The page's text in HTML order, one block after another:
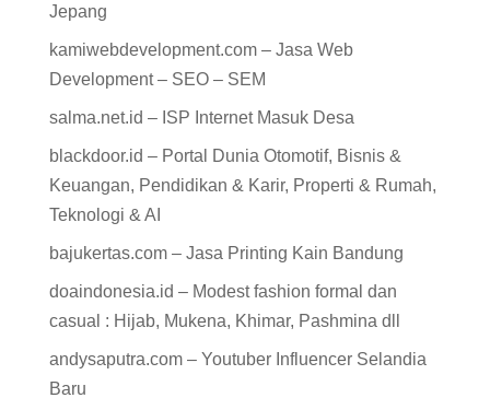
Jepang
kamiwebdevelopment.com – Jasa Web
Development – SEO – SEM
salma.net.id – ISP Internet Masuk Desa
blackdoor.id – Portal Dunia Otomotif, Bisnis &
Keuangan, Pendidikan & Karir, Properti & Rumah,
Teknologi & AI
bajukertas.com – Jasa Printing Kain Bandung
doaindonesia.id – Modest fashion formal dan
casual : Hijab, Mukena, Khimar, Pashmina dll
andysaputra.com – Youtuber Influencer Selandia
Baru